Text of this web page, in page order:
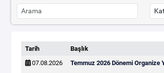
Tarih Başlık
07.08.2026
Temmuz 2026 Dönemi Organize